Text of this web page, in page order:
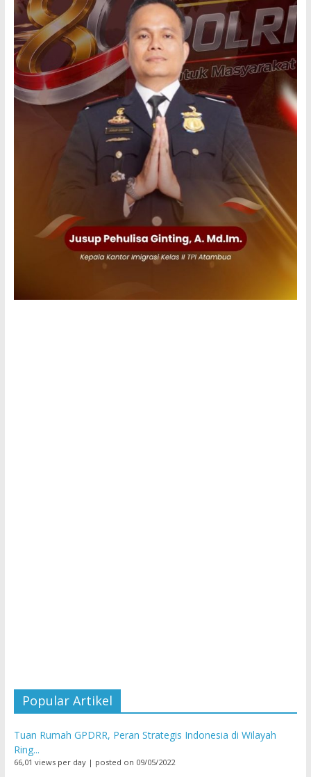
Popular Artikel
Tuan Rumah GPDRR, Peran Strategis Indonesia di Wilayah
Ring...
66,01 views per day| posted on 09/05/2022